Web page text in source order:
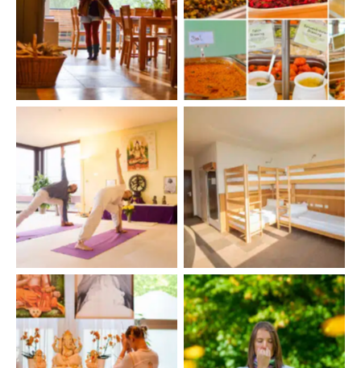
Karma Yoga im
Haushaltsteam
Buffet
Yoga Mehrbettzimmer
No Caption Pranayama